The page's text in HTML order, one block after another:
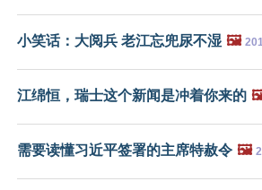
小笑话：大阅兵 老江忘兜尿不湿 🖼️
江绵恒，瑞士这个新闻是冲着你来的
需要读懂习近平签署的主席特赦令 🖼️